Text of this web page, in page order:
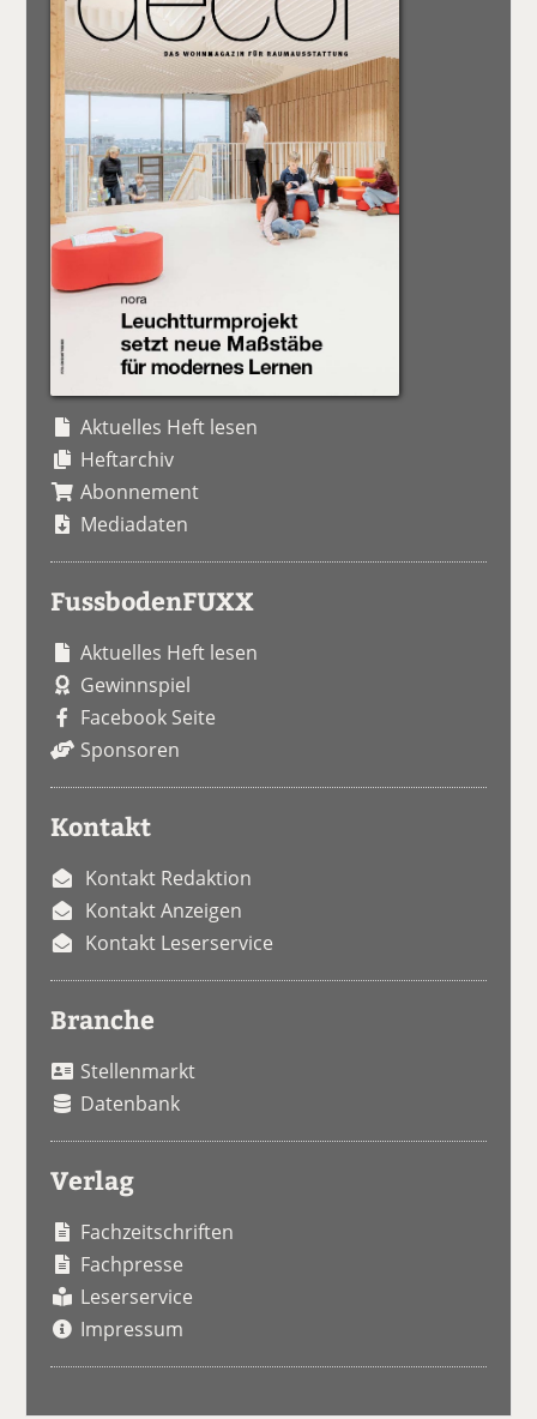
Aktuelles Heft lesen
Heftarchiv
Abonnement
Mediadaten
FussbodenFUXX
Aktuelles Heft lesen
Gewinnspiel
Facebook Seite
Sponsoren
Kontakt
Kontakt Redaktion
Kontakt Anzeigen
Kontakt Leserservice
Branche
Stellenmarkt
Datenbank
Verlag
Fachzeitschriften
Fachpresse
Leserservice
Impressum